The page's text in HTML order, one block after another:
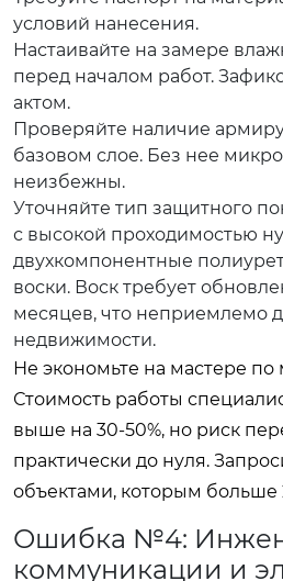
условий нанесения.
Настаивайте на замере
перед началом работ.
актом.
Проверяйте наличие
базовом слое. Без нее
неизбежны.
Уточняйте тип защитного
с высокой проходимостью
двухкомпонентные
воски. Воск требует
месяцев, что неприемлемо
недвижимости.
Не экономьте на мастере
Стоимость работы
выше на 30-50%, но риск
практически до нуля.
объектами, которым больше
Ошибка №4:
коммуникации и